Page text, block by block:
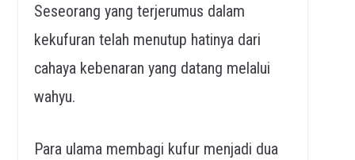
Seseorang yang terjerumus dalam
kekufuran telah menutup hatinya dari
cahaya kebenaran yang datang melalui
wahyu.
Para ulama membagi kufur menjadi dua